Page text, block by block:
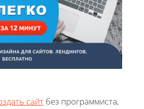
сайт без программиста,